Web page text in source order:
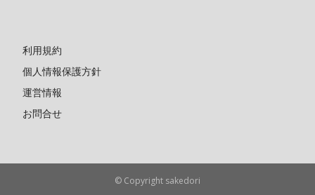
利用規約
個人情報保護方針
運営情報
お問合せ
© Copyright sakedori